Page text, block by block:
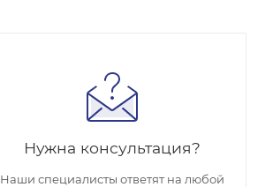
Нужна консультация?
Наши специалисты ответят на любой